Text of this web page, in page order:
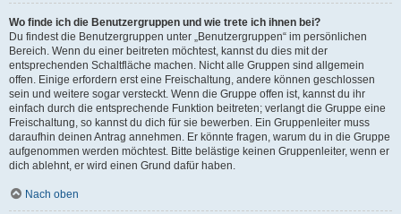
Wo finde ich die Benutzergruppen und wie trete ich ihnen bei?
Du findest die Benutzergruppen unter „Benutzergruppen“ im persönlichen
Bereich. Wenn du einer beitreten möchtest, kannst du dies mit der
entsprechenden Schaltfläche machen. Nicht alle Gruppen sind allgemein
offen. Einige erfordern erst eine Freischaltung, andere können geschlossen
sein und weitere sogar versteckt. Wenn die Gruppe offen ist, kannst du ihr
einfach durch die entsprechende Funktion beitreten; verlangt die Gruppe eine
Freischaltung, so kannst du dich für sie bewerben. Ein Gruppenleiter muss
daraufhin deinen Antrag annehmen. Er könnte fragen, warum du in die Gruppe
aufgenommen werden möchtest. Bitte belästige keinen Gruppenleiter, wenn er
dich ablehnt, er wird einen Grund dafür haben.
Nach oben